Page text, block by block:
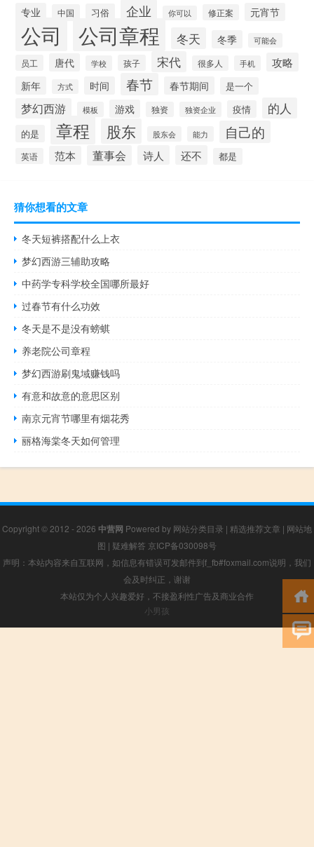
专业 中国 习俗 企业 你可以 修正案 元宵节
公司 公司章程 冬天 冬季 可能会
员工 唐代 学校 孩子 宋代 很多人 手机 攻略
新年 方式 时间 春节 春节期间 是一个
梦幻西游 模板 游戏 独资 独资企业 疫情 的人
的是 章程 股东 股东会 能力 自己的
英语 范本 董事会 诗人 还不 都是
猜你想看的文章
冬天短裤搭配什么上衣
梦幻西游三辅助攻略
中药学专科学校全国哪所最好
过春节有什么功效
冬天是不是没有螃蜞
养老院公司章程
梦幻西游刷鬼域赚钱吗
有意和故意的意思区别
南京元宵节哪里有烟花秀
丽格海棠冬天如何管理
Copyright © 2012 - 2026 中营网 Powered by 网站分类目录 | 精选推荐文章 | 网站地
图 | 疑难解答 京ICP备030098号
声明：本站内容来自互联网，如信息有错误可发邮件到f_fb#foxmail.com说明，我们
会及时纠正，谢谢
本站仅为个人兴趣爱好，不接盈利性广告及商业合作
小男孩